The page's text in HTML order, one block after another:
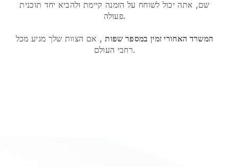
שם, אתה יכול לשוחח על הזמנה קיימת ולהביא יחד תוכנית
פעולה.
המשרד האחורי זמין במספר שפות, אם הצוות שלך מגיע מכל
רחבי העולם.